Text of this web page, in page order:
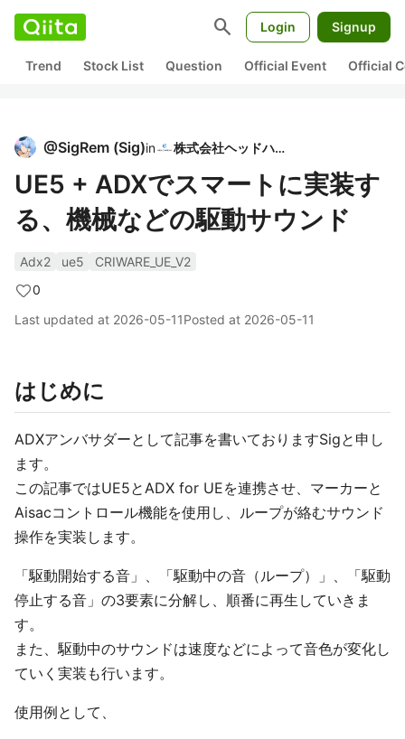
search Login Signup
Trend Stock List Question Official Event Official
@SigRem (Sig)in 株式会社ヘッドハイ
UE5 + ADXでスマートに実装す
る、機械などの駆動サウンド
Adx2 ue5
CRIWARE_UE_V2
0
Last updated at 2026-05-11Posted at 2026-05-11
はじめに
ADXアンバサダーとして記事を書いておりますSigと申し
ます。
この記事ではUE5とADX for UEを連携させ、マーカーと
Aisacコントロール機能を使用し、ループが絡むサウンド
操作を実装します。
「駆動開始する音」、「駆動中の音（ループ）」、「駆動
停止する音」の3要素に分解し、順番に再生していきま
す。
また、駆動中のサウンドは速度などによって音色が変化し
ていく実装も行います。
使用例として、